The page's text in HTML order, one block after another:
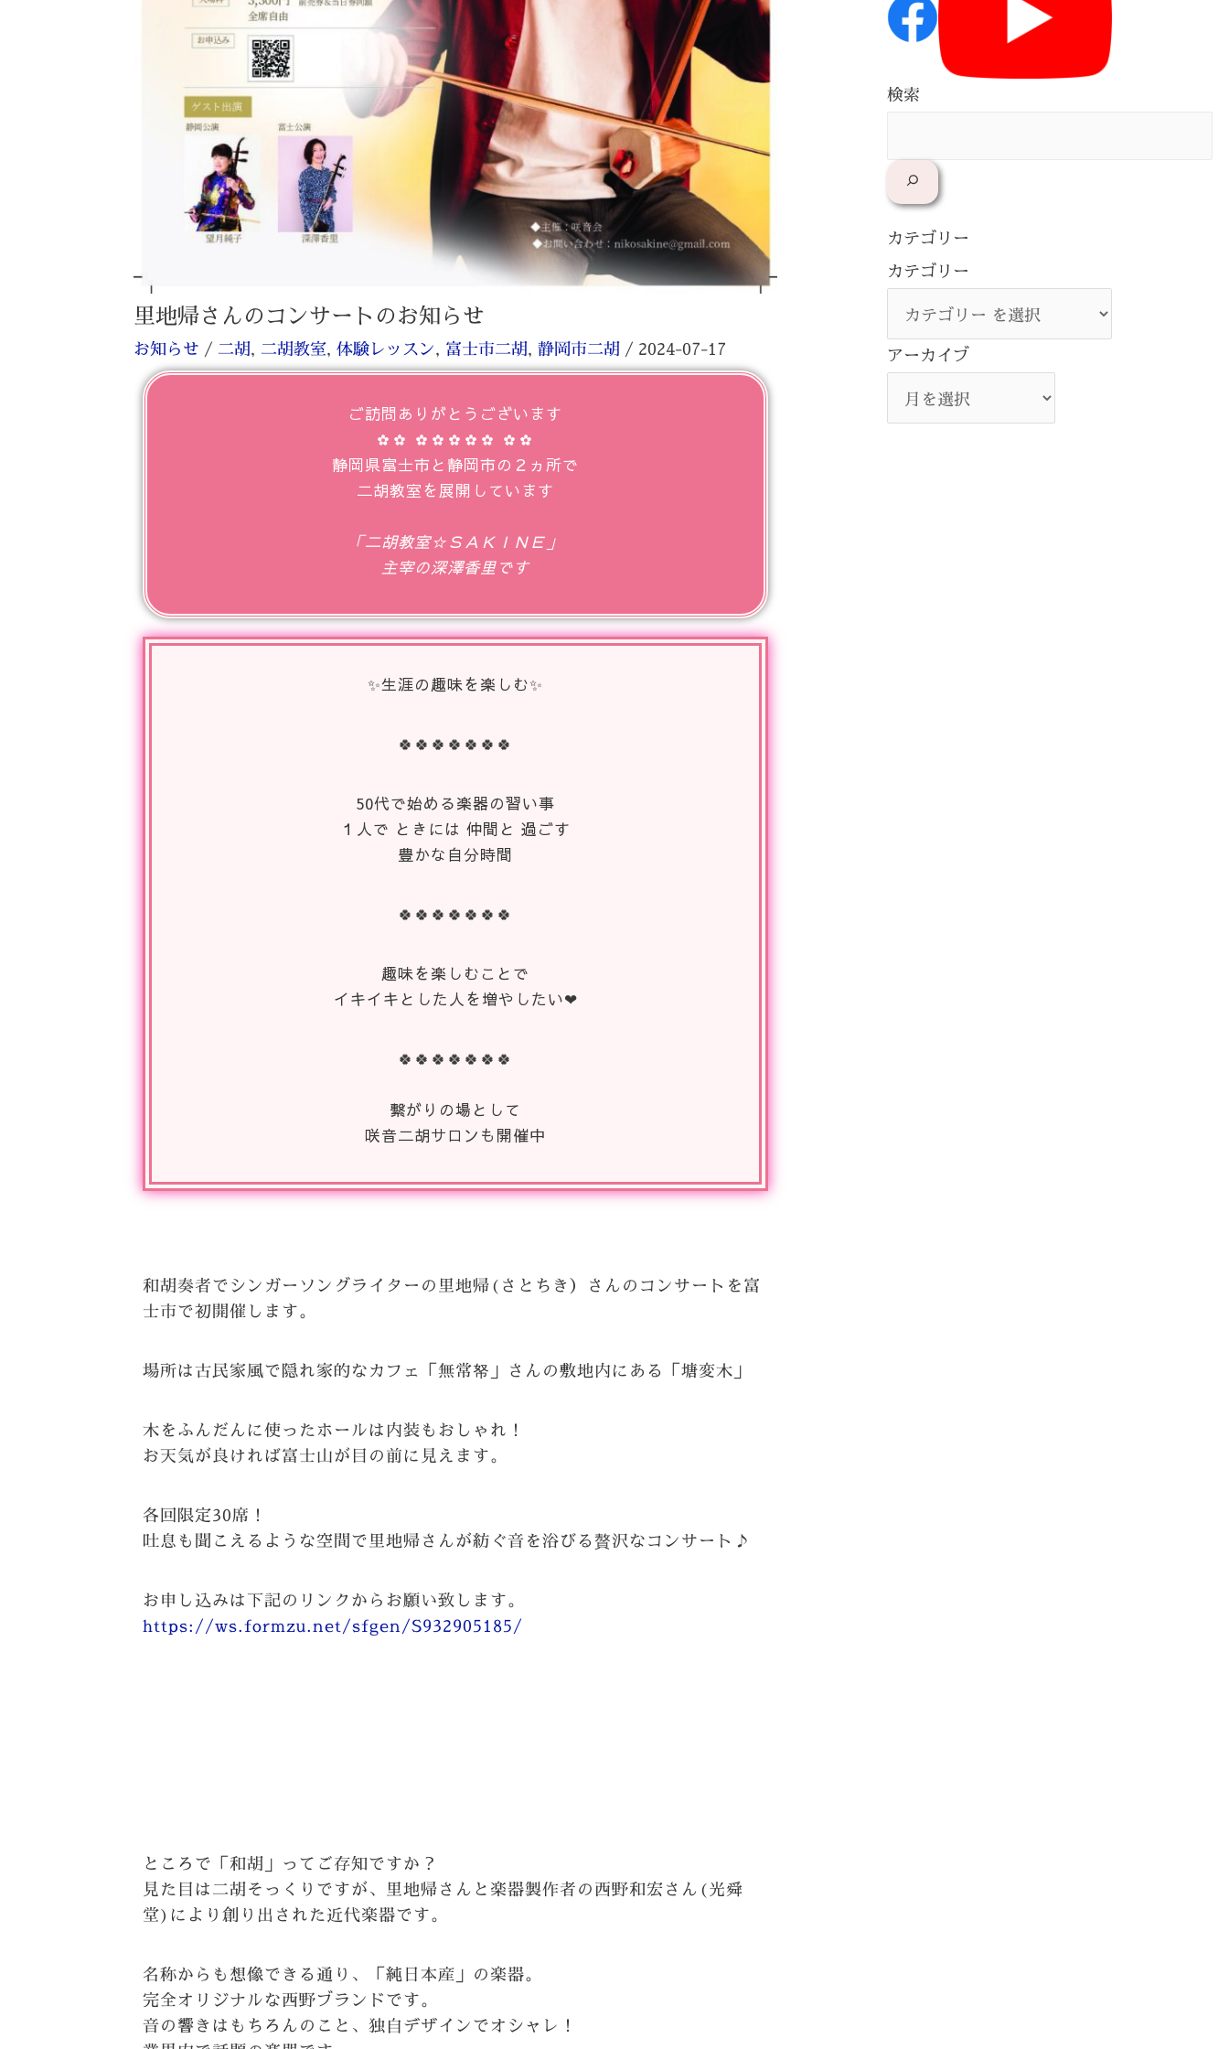
里地帰さんのコンサートのお知らせ
お知らせ / 二胡, 二胡教室, 体験レッスン, 富士市二胡, 静岡市二胡 / 2024-07-17
ご訪問ありがとうございます
✿✿ ✿✿✿✿✿ ✿✿
静岡県富士市と静岡市の２ヵ所で
二胡教室を展開しています
「二胡教室☆ＳＡＫＩＮＥ」
主宰の深澤香里です
✨生涯の趣味を楽しむ✨
🍀🍀🍀🍀🍀🍀🍀
50代で始める楽器の習い事
１人で ときには 仲間と 過ごす
豊かな自分時間
🍀🍀🍀🍀🍀🍀🍀
趣味を楽しむことで
イキイキとした人を増やしたい❤
🍀🍀🍀🍀🍀🍀🍀
繋がりの場として
咲音二胡サロンも開催中
和胡奏者でシンガーソングライターの里地帰(さとちき）さんのコンサートを富
士市で初開催します。
場所は古民家風で隠れ家的なカフェ「無常帑」さんの敷地内にある「塘変木」
木をふんだんに使ったホールは内装もおしゃれ！
お天気が良ければ富士山が目の前に見えます。
各回限定30席！
吐息も聞こえるような空間で里地帰さんが紡ぐ音を浴びる贅沢なコンサート♪
お申し込みは下記のリンクからお願い致します。
https://ws.formzu.net/sfgen/S932905185/
ところで「和胡」ってご存知ですか？
見た目は二胡そっくりですが、里地帰さんと楽器製作者の西野和宏さん(光舜
堂)により創り出された近代楽器です。
名称からも想像できる通り、「純日本産」の楽器。
完全オリジナルな西野ブランドです。
音の響きはもちろんのこと、独自デザインでオシャレ！
検索
カテゴリー
カテゴリー
アーカイブ